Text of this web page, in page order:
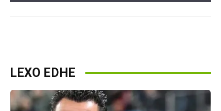
LEXO EDHE